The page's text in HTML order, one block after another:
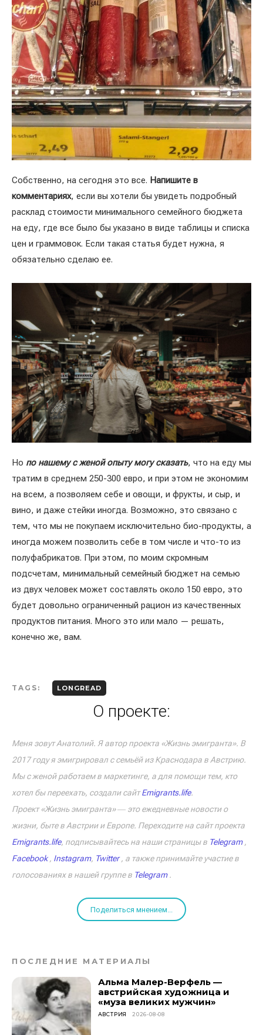
Собственно, на сегодня это все. Напишите в
комментариях, если вы хотели бы увидеть подробный
расклад стоимости минимального семейного бюджета
на еду, где все было бы указано в виде таблицы и списка
цен и граммовок. Если такая статья будет нужна, я
обязательно сделаю ее.
Но по нашему с женой опыту могу сказать, что на еду мы
тратим в среднем 250-300 евро, и при этом не экономим
на всем, а позволяем себе и овощи, и фрукты, и сыр, и
вино, и даже стейки иногда. Возможно, это связано с
тем, что мы не покупаем исключительно био-продукты, а
иногда можем позволить себе в том числе и что-то из
полуфабрикатов. При этом, по моим скромным
подсчетам, минимальный семейный бюджет на семью
из двух человек может составлять около 150 евро, это
будет довольно ограниченный рацион из качественных
продуктов питания. Много это или мало — решать,
конечно же, вам.
TAGS: LONGREAD
О проекте:
Меня зовут Анатолий. Я автор проекта «Жизнь эмигранта». В
2017 году я эмигрировал с семьёй из Краснодара в Австрию.
Мы с женой работаем в маркетинге, а для помощи тем, кто
хотел бы переехать, создали сайтEmigrants.life.
Проект «Жизнь эмигранта» ― это ежедневные новости о
жизни, быте в Австрии и Европе. Переходите на сайт проекта
Emigrants.life, подписывайтесь на наши страницы в Telegram,
Facebook, Instagram, Twitter, а также принимайте участие в
голосованиях в нашей группе в Telegram.
Поделиться мнением...
ПОСЛЕДНИЕ МАТЕРИАЛЫ
Альма Малер-Верфель —
австрийская художница и
«муза великих мужчин»
АВСТРИЯ 2026-08-08